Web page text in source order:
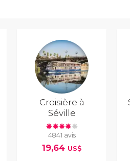
Croisière à
Séville
4841 avis
19,64 US$